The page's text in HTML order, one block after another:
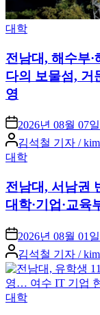
Posted
대학
전남대, 해수부
다의 보물섬, 거
영
2026년 08월 07일
Posted
by
김석철 기자 /
Posted
대학
전남대, 서남권
대학·기업·교육
2026년 08월 01일
Posted
by
김석철 기자 /
Posted
대학